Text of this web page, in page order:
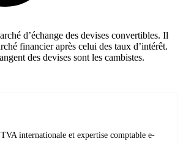
d’échange des devises convertibles. Il
financier après celui des taux d’intérêt.
des devises sont les cambistes.
internationale et expertise comptable e-